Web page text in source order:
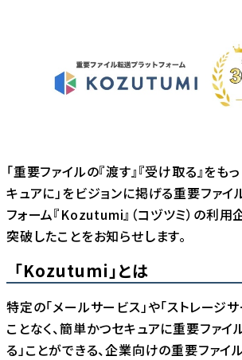
「重要ファイルの『渡す』『受け取る』をも
キュアに」をビジョンに掲げる重要ファイ
フォーム『Kozutumi』（コヅツミ）の利
突破したことをお知らせします。
「Kozutumi」とは
特定の「メールサービス」や「ストレージ
ことなく、簡単かつセキュアに重要ファイ
る」ことができる、企業向けの重要ファイ